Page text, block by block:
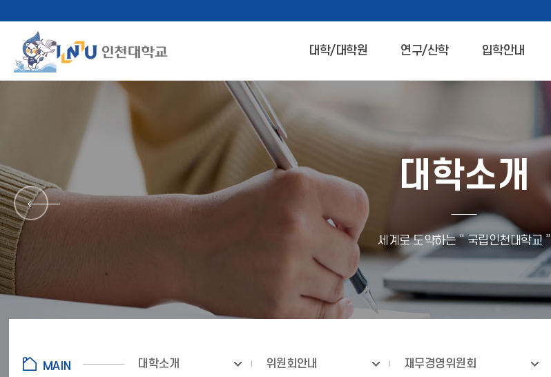
대학/대학원 연구/산학 입학안내
대학소개
세계로 도약하는 “ 국립인천대학교 ”
대학소개 위원회안내 재무경영위원회